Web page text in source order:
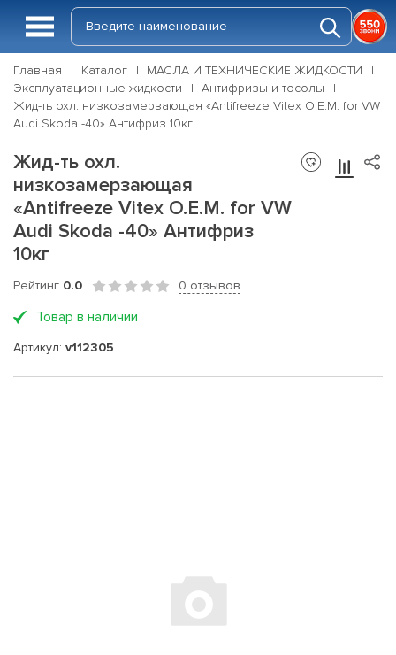
Главная Каталог
МАСЛА И ТЕХНИЧЕСКИЕ ЖИДКОСТИ
Эксплуатационные жидкости
Антифризы и тосолы
Жид-ть охл. низкозамерзающая «Antifreeze Vitex O.E.M. for VW
Audi Skoda -40» Антифриз 10кг
Жид-ть охл.
низкозамерзающая
«Antifreeze Vitex O.E.M. for VW
Audi Skoda -40» Антифриз
10кг
Рейтинг 0.0 0 отзывов
Товар в наличии
Артикул: v112305